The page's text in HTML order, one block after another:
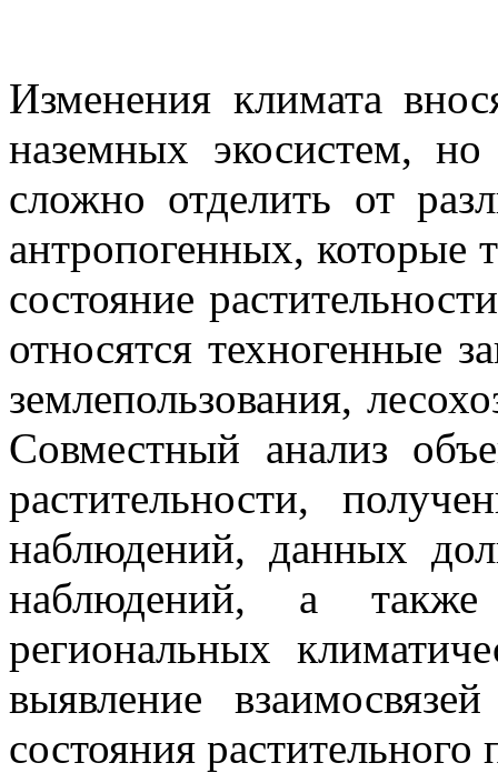
Изменения климата
наземных экосистем,
сложно отделить от
антропогенных, которые
состояние
относятся техногенные
землепользования,
Совместный анализ
растительности,
наблюдений, данных
наблюдений, а также
региональных
выявление
состояния растительного